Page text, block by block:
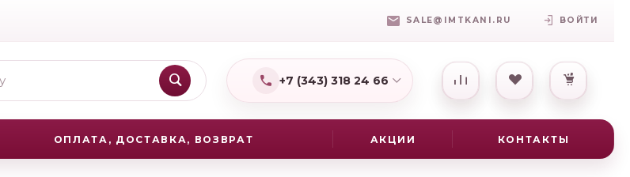
SALE@IMTKANI.RU ВОЙТИ
+7 (343) 318 24 66
7(931) 009-16-25
ОПЛАТА, ДОСТАВКА, ВОЗВРАТ АКЦИИ КОНТАКТЫ